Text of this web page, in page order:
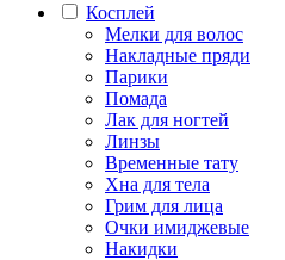
Косплей
Мелки для волос
Накладные пряди
Парики
Помада
Лак для ногтей
Линзы
Временные тату
Хна для тела
Грим для лица
Очки имиджевые
Накидки